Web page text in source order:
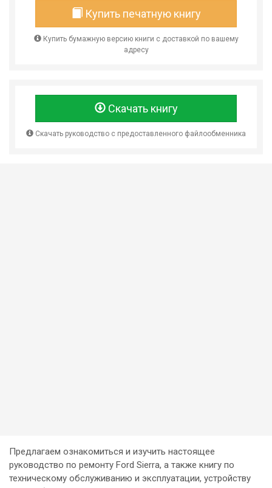
Купить печатную книгу
Купить бумажную версию книги с доставкой по вашему
адресу
Скачать книгу
Скачать руководство с предоставленного файлообменника
Предлагаем ознакомиться и изучить настоящее
руководство по ремонту Ford Sierra, а также книгу по
техническому обслуживанию и эксплуатации, устройству